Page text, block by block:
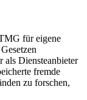
für eigene
Diensteanbieter
fremde
zu forschen,